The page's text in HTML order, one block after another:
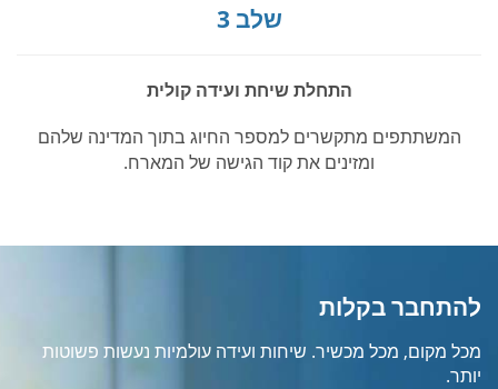
שלב 3
התחלת שיחת ועידה קולית
המשתתפים מתקשרים למספר החיוג בתוך המדינה שלהם
ומזינים את קוד הגישה של המארח.
להתחבר בקלות
מכל מקום, מכל מכשיר. שיחות ועידה עולמיות נעשות פשוטות
יותר.